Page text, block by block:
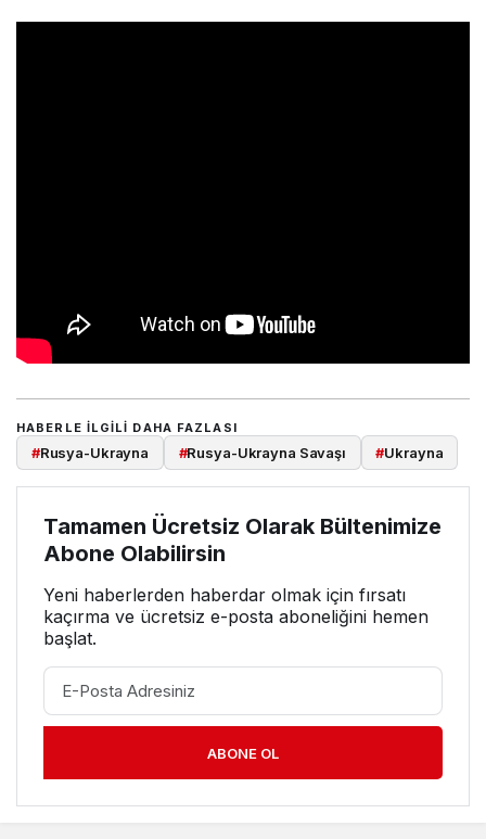
HABERLE ILGILI DAHA FAZLASI
#Rusya-Ukrayna #Rusya-Ukrayna Savaşı #Ukrayna
Tamamen Ücretsiz Olarak Bültenimize
Abone Olabilirsin
Yeni haberlerden haberdar olmak için fırsatı
kaçırma ve ücretsiz e-posta aboneliğini hemen
başlat.
ABONE OL